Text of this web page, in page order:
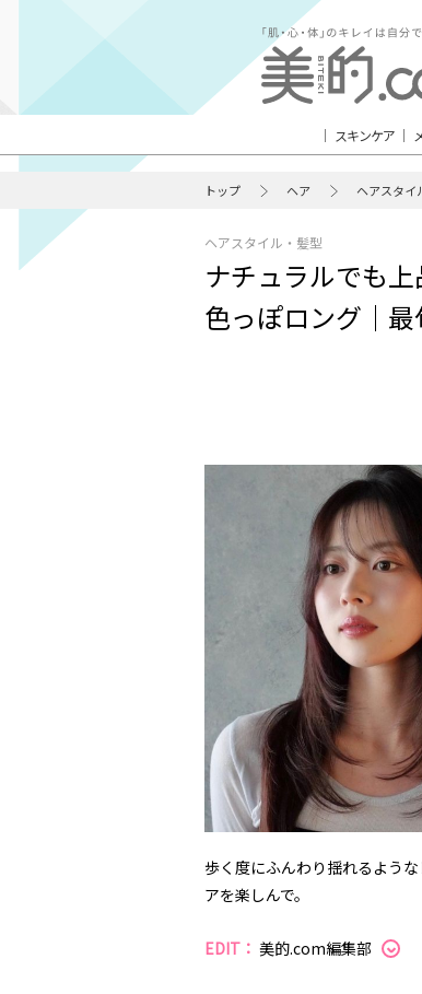
スキンケア
トップ ヘア ヘアスタイ
ヘアスタイル・髪型
ナチュラルでも
色っぽロング｜
歩く度にふんわり揺れるよう
アを楽しんで。
EDIT： 美的.com編集部